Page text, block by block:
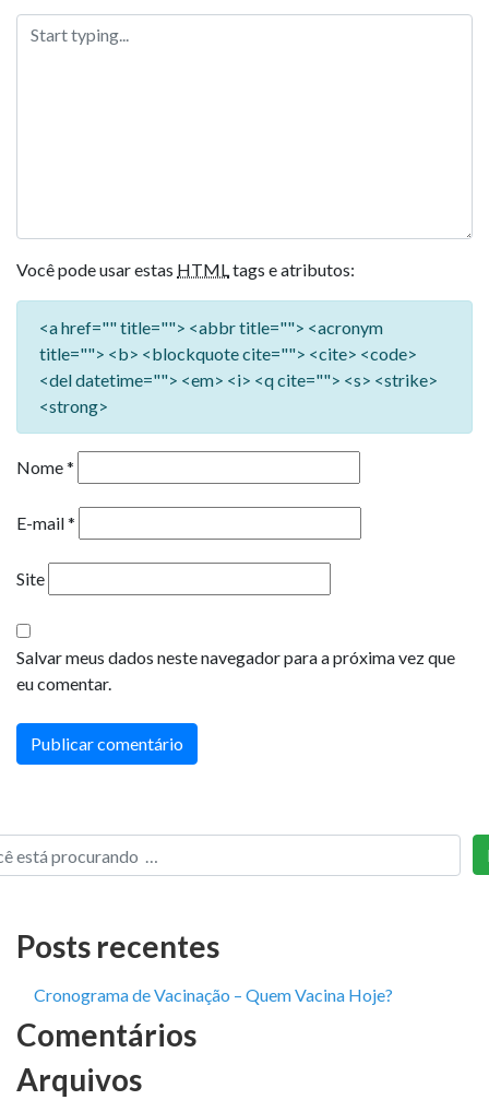
Você pode usar estas HTMLtags e atributos:
<a href="" title=""> <abbr title=""> <acronym
title=""> <b> <blockquote cite=""> <cite> <code>
<del datetime=""> <em> <i> <q cite=""> <s> <strike>
<strong>
Nome*
E-mail*
Site
Salvar meus dados neste navegador para a próxima vez que
eu comentar.
Posts recentes
Cronograma de Vacinação – Quem Vacina Hoje?
Comentários
Arquivos